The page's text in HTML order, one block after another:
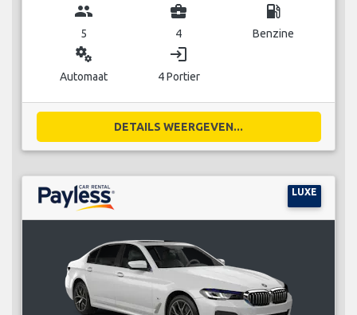
group
5
business_center
4
local_gas_station
Benzine
miscellaneous_services
Automaat
login
4 Portier
DETAILS WEERGEVEN...
LUXE